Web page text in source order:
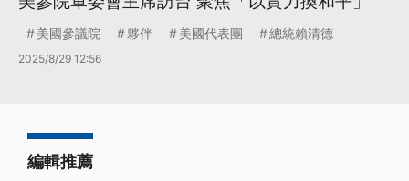
美國參議院 夥伴 美國代表團 總統賴清德
2025/8/29 12:56
編輯推薦